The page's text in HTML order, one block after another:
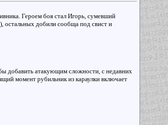
Героем боя стал Игорь, сумевший
остальных добили сообща под свист и
добавить атакующим сложности, с недавних
момент рубильник из караулки включает